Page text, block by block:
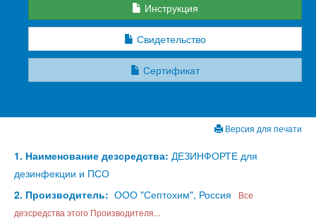
Инструкция
Свидетельство
Сертификат
Версия для печати
1. Наименование дезсредства: ДЕЗИНФОРТЕ для
дезинфекции и ПСО
2. Производитель: ООО "Септохим", Россия
Все
дезсредства этого Производителя...